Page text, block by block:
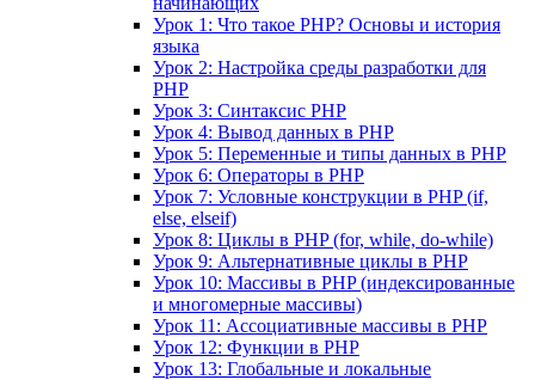
Урок 1: Что такое PHP? Основы и история
языка
Урок 2: Настройка среды разработки для
PHP
Урок 3: Синтаксис PHP
Урок 4: Вывод данных в PHP
Урок 5: Переменные и типы данных в PHP
Урок 6: Операторы в PHP
Урок 7: Условные конструкции в PHP (if,
else, elseif)
Урок 8: Циклы в PHP (for, while, do-while)
Урок 9: Альтернативные циклы в PHP
Урок 10: Массивы в PHP (индексированные
и многомерные массивы)
Урок 11: Ассоциативные массивы в PHP
Урок 12: Функции в PHP
Урок 13: Глобальные и локальные